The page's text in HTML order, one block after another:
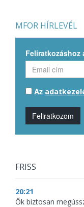
MFOR HÍRLEVÉL
Feliratkozáshoz
Az
Feliratkozom
FRISS
20:21
Ők biztosan